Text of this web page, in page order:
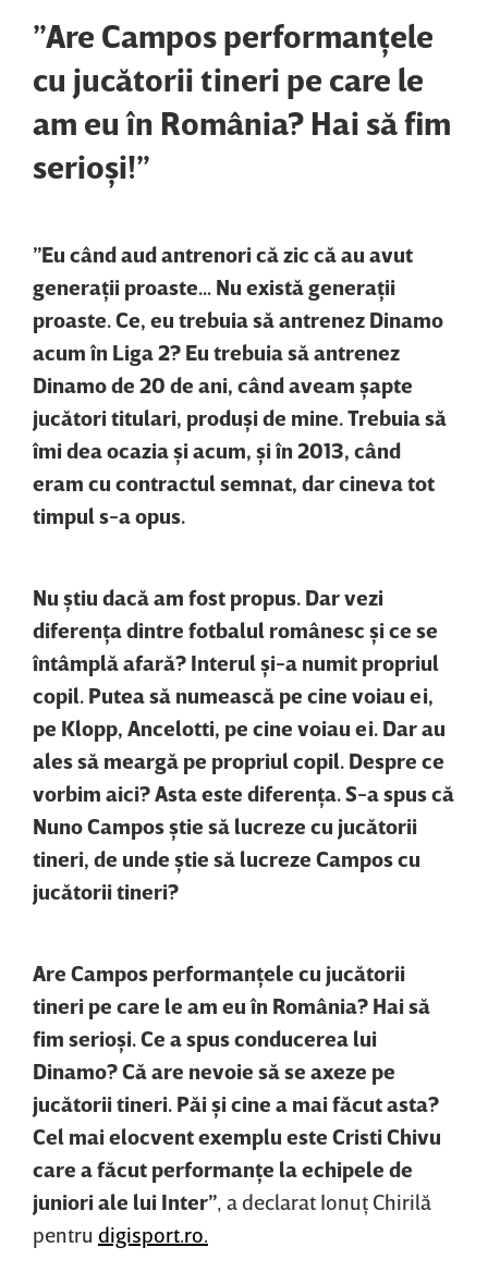
”Are Campos performanţele
cu jucătorii tineri pe care le
am eu în România? Hai să fim
serioşi!”
”Eu când aud antrenori că zic că au avut
generaţii proaste… Nu există generaţii
proaste. Ce, eu trebuia să antrenez Dinamo
acum în Liga 2? Eu trebuia să antrenez
Dinamo de 20 de ani, când aveam şapte
jucători titulari, produşi de mine. Trebuia să
îmi dea ocazia şi acum, şi în 2013, când
eram cu contractul semnat, dar cineva tot
timpul s-a opus.
Nu ştiu dacă am fost propus. Dar vezi
diferenţa dintre fotbalul românesc şi ce se
întâmplă afară? Interul şi-a numit propriul
copil. Putea să numească pe cine voiau ei,
pe Klopp, Ancelotti, pe cine voiau ei. Dar au
ales să meargă pe propriul copil. Despre ce
vorbim aici? Asta este diferenţa. S-a spus că
Nuno Campos ştie să lucreze cu jucătorii
tineri, de unde ştie să lucreze Campos cu
jucătorii tineri?
Are Campos performanţele cu jucătorii
tineri pe care le am eu în România? Hai să
fim serioşi. Ce a spus conducerea lui
Dinamo? Că are nevoie să se axeze pe
jucătorii tineri. Păi şi cine a mai făcut asta?
Cel mai elocvent exemplu este Cristi Chivu
care a făcut performanţe la echipele de
juniori ale lui Inter” , a declarat Ionuţ Chirilă
pentru digisport.ro.